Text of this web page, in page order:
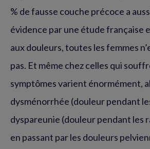
% de fausse couche précoce a
évidence par une étude française
aux douleurs, toutes les femmes
pas. Et même chez celles qui
symptômes varient énormément,
dysménorrhée (douleur pendant
dyspareunie (douleur pendant les
en passant par les douleurs